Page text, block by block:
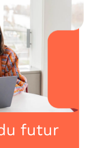
futur